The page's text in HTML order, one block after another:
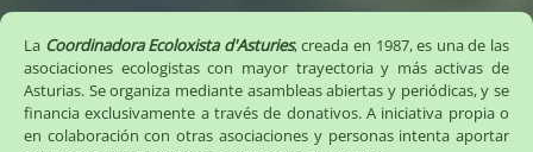
La Coordinadora Ecoloxista d'Asturies, creada en 1987, es una de las
asociaciones ecologistas con mayor trayectoria y más activas de
Asturias. Se organiza mediante asambleas abiertas y periódicas, y se
financia exclusivamente a través de donativos. A iniciativa propia o
en colaboración con otras asociaciones y personas intenta aportar